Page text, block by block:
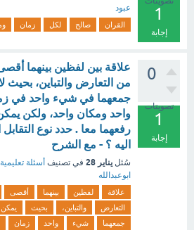
1
إجابة
عبود
القران صالح لكل زمان
0
تصويتات
1
إجابة
علاقة بين لفظين بينهما
من التعارض والتباين، بحيث
جمعهما في شيء واحد في
واحد ومكان واحد، ولكن
رفعهما معا . حدد نوع التقابل
اليه ؟ - مع الشرح
سُئل يناير 28 في تصنيف أسئلة تعليمية
ابوعبدالله
علاقة لفظين بينهما أقصى
التعارض
والتباين، بحيث
يمكن
جمعهما
شيء واحد زمان